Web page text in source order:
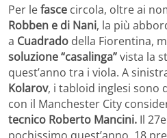
Per lefasce circola, oltre ai
Robben e di Nani, la più
a Cuadrado della Fiorentina,
soluzione “casalinga”vista la
quest’anno tra i viola. A
Kolarov, i tabloid inglesi sono
con il Manchester City
tecnico Roberto Mancini. Il